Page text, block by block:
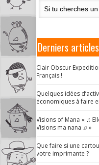
Derniers articles
Clair Obscur
Français !
Quelques idées
économiques à faire
Visions of Mana « ♫
Visions ma nana ♫ »
Que faire si une
votre imprimante ?